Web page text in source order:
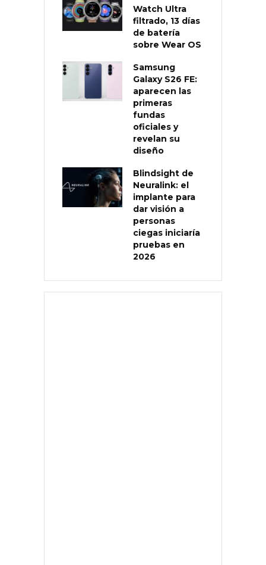
Watch Ultra
filtrado, 13 días
de batería
sobre Wear OS
Samsung
Galaxy S26 FE:
aparecen las
primeras
fundas
oficiales y
revelan su
diseño
Blindsight de
Neuralink: el
implante para
dar visión a
personas
ciegas iniciaría
pruebas en
2026